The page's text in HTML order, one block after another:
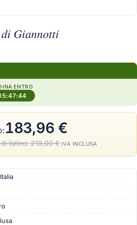
Giannotti
ENTRO
183,96 €
listino:219,00 €·IVA INCLUSA